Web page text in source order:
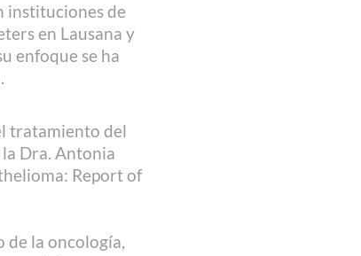
instituciones de
en Lausana y
enfoque se ha
tratamiento del
Dra. Antonia
Report of
de la oncología,